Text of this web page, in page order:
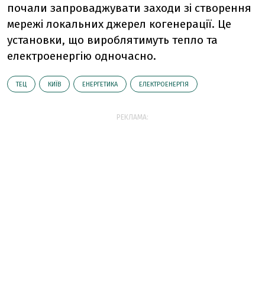
почали запроваджувати заходи зі створення
мережі локальних джерел когенерації. Це
установки, що вироблятимуть тепло та
електроенергію одночасно.
ТЕЦ КИЇВ ЕНЕРГЕТИКА ЕЛЕКТРОЕНЕРГІЯ
РЕКЛАМА: